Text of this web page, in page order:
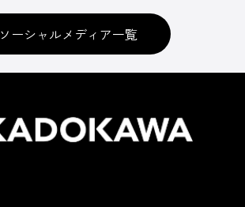
ソーシャルメディア一覧